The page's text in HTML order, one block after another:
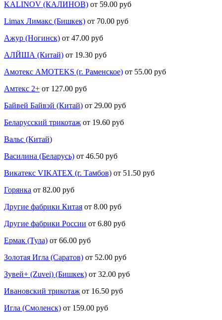
KALINOV (КАЛИНОВ) от 59.00 руб
Limax Лимакс (Бишкек) от 70.00 руб
Ажур (Ногинск) от 47.00 руб
АЛЙША (Китай) от 19.30 руб
Амотекс AMOTEKS (г. Раменское) от 55.00 руб
Амтекс 2+ от 127.00 руб
Байвей Байвэй (Китай) от 29.00 руб
Беларусский трикотаж от 19.60 руб
Вальс (Китай)
Василина (Беларусь) от 46.50 руб
Викатекс VIKATEX (г. Тамбов) от 51.50 руб
Горянка от 82.00 руб
Другие фабрики Китая от 8.00 руб
Другие фабрики России от 6.80 руб
Ермак (Тула) от 66.00 руб
Золотая Игла (Саратов) от 52.00 руб
Зувей+ (Zuvei) (Бишкек) от 32.00 руб
Ивановский трикотаж от 16.50 руб
Игла (Смоленск) от 159.00 руб